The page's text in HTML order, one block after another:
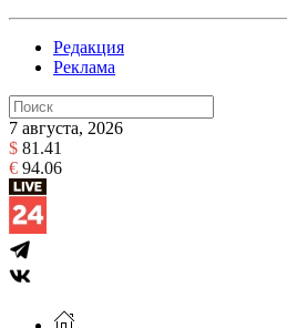
Редакция
Реклама
7 августа, 2026
$ 81.41
€ 94.06